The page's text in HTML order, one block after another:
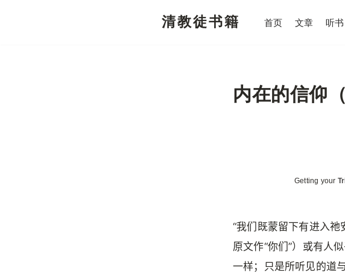
清教徒书籍 首页 文章 听书
内在的信仰
Getting your
“我们既蒙留下有进入祂
原文作“你们”）或有人
一样；只是所听见的道